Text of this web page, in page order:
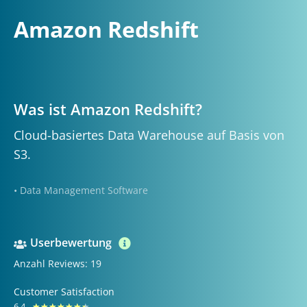
Amazon Redshift
Was ist Amazon Redshift?
Cloud-basiertes Data Warehouse auf Basis von
S3.
• Data Management Software
Userbewertung
Anzahl Reviews: 19
Customer Satisfaction